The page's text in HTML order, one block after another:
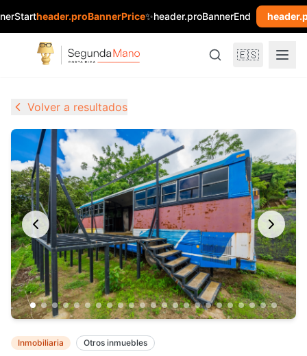
header.proBannerPrice✨header.proBannerEnd
🇪🇸
Volver a resultados
Inmobiliaria Otros inmuebles